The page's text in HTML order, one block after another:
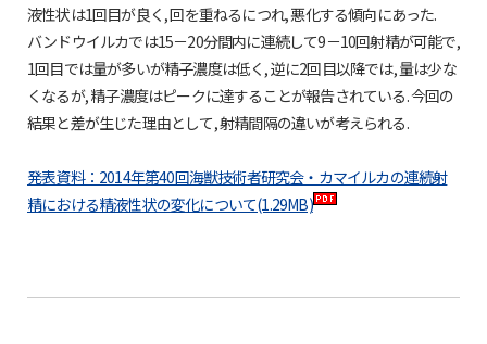
液性状は1回目が良く, 回を重ねるにつれ, 悪化する傾向にあった.
バンドウイルカでは15－20分間内に連続して9－10回射精が可能で,
1回目では量が多いが精子濃度は低く, 逆に2回目以降では, 量は少な
くなるが, 精子濃度はピークに達することが報告されている. 今回の
結果と差が生じた理由として, 射精間隔の違いが考えられる.
発表資料：2014年第40回海獣技術者研究会・カマイルカの連続射
精における精液性状の変化について(1.29MB)